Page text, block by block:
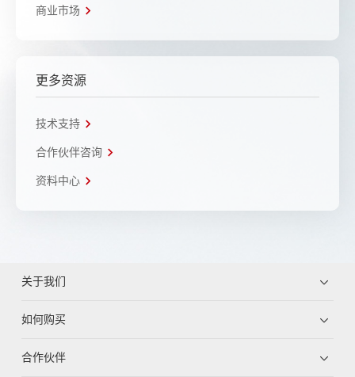
商业市场
更多资源
技术支持
合作伙伴咨询
资料中心
关于我们
如何购买
合作伙伴